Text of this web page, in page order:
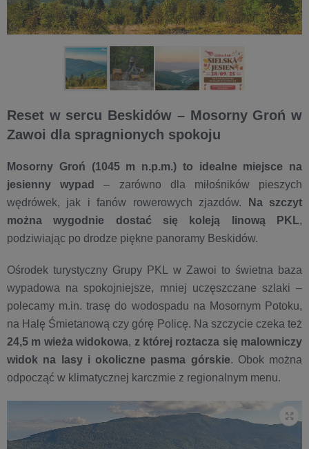
Reset w sercu Beskidów – Mosorny Groń w
Zawoi dla spragnionych spokoju
Mosorny Groń (1045 m n.p.m.) to idealne miejsce na
jesienny wypad
– zarówno dla miłośników pieszych
wędrówek, jak i fanów rowerowych zjazdów.
Na szczyt
można wygodnie dostać się koleją linową PKL,
podziwiając po drodze piękne panoramy Beskidów.
Ośrodek turystyczny Grupy PKL w Zawoi to świetna baza
wypadowa na spokojniejsze, mniej uczęszczane szlaki –
polecamy m.in. trasę do wodospadu na Mosornym Potoku,
na Halę Śmietanową czy górę Policę. Na szczycie czeka też
24,5 m wieża widokowa, z której roztacza się malowniczy
widok na lasy i okoliczne pasma górskie. Obok można
odpocząć w klimatycznej karczmie z regionalnym menu.